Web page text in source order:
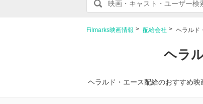
Filmarks映画情報 配給会社 ヘラルド
ヘラ
ヘラルド・エース配給のおすすめ